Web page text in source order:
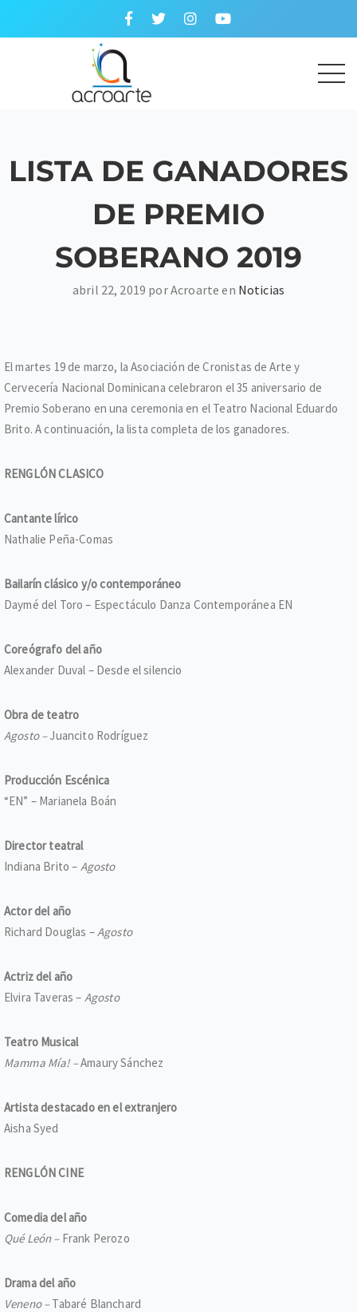
LISTA DE GANADORES
DE PREMIO
SOBERANO 2019
abril 22, 2019 por Acroarte en Noticias
El martes 19 de marzo, la Asociación de Cronistas de Arte y
Cervecería Nacional Dominicana celebraron el 35 aniversario de
Premio Soberano en una ceremonia en el Teatro Nacional Eduardo
Brito. A continuación, la lista completa de los ganadores.
RENGLÓN CLASICO
Cantante lírico
Nathalie Peña-Comas
Bailarín clásico y/o contemporáneo
Daymé del Toro – Espectáculo Danza Contemporánea EN
Coreógrafo del año
Alexander Duval – Desde el silencio
Obra de teatro
Agosto –Juancito Rodríguez
Producción Escénica
“EN” – Marianela Boán
Director teatral
Indiana Brito – Agosto
Actor del año
Richard Douglas –Agosto
Actriz del año
Elvira Taveras – Agosto
Teatro Musical
Mamma Mía! –Amaury Sánchez
Artista destacado en el extranjero
Aisha Syed
RENGLÓN CINE
Comedia del año
Qué León – Frank Perozo
Drama del año
Veneno –Tabaré Blanchard